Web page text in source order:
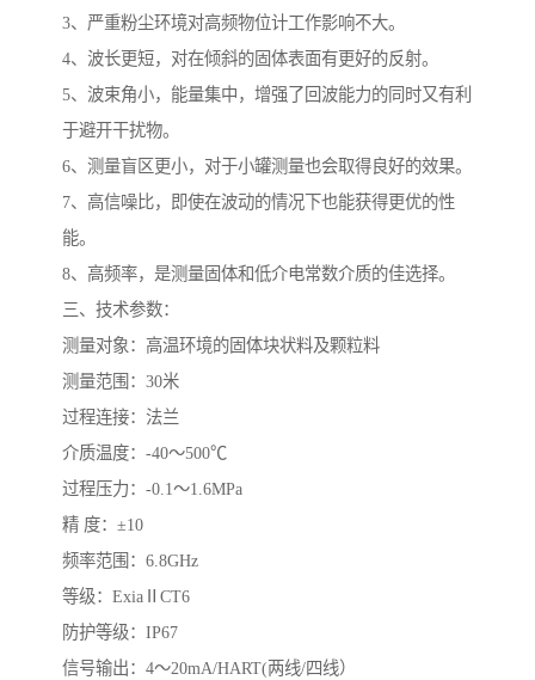
3、严重粉尘环境对高频物位计工作影响不大。
4、波长更短，对在倾斜的固体表面有更好的反射。
5、波束角小，能量集中，增强了回波能力的同时又有利
于避开干扰物。
6、测量盲区更小，对于小罐测量也会取得良好的效果。
7、高信噪比，即使在波动的情况下也能获得更优的性
能。
8、高频率，是测量固体和低介电常数介质的佳选择。
三、技术参数：
测量对象：高温环境的固体块状料及颗粒料
测量范围：30米
过程连接：法兰
介质温度：-40～500℃
过程压力：-0.1～1.6MPa
精 度：±10
频率范围：6.8GHz
等级：ExiaⅡCT6
防护等级：IP67
信号输出：4～20mA/HART(两线/四线）